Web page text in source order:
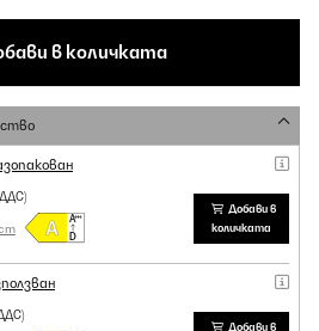
в количката
Добави в
количката
Добави в